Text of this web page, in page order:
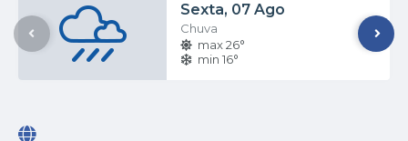
Sexta 07 Ago
Chuva
max 26°
min 16°